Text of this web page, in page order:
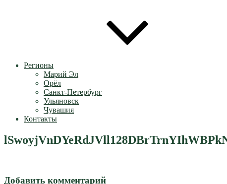
Регионы
Марий Эл
Орёл
Санкт-Петербург
Ульяновск
Чувашия
Контакты
Добавить комментарий